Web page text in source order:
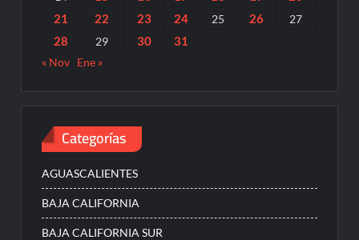
21
22 23 24 25 26 27
28 29 30 31
« Nov Ene »
Categorías
AGUASCALIENTES
BAJA CALIFORNIA
BAJA CALIFORNIA SUR